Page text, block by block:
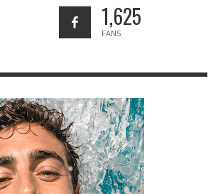
1,625
FANS